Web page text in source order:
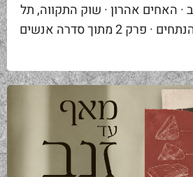
· האחים אהרון · שוק התקווה, תל
אביב אנציקלופדיית הנתחים · פרק 2 מתוך סדרה אנשים
"סקירט". שאלה ראשונה...